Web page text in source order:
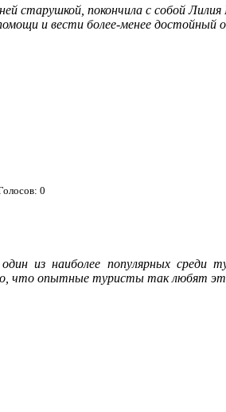
старушкой, покончила с собой
и вести более-менее достойный
Голосов: 0
из наиболее популярных среди
что опытные туристы так любят